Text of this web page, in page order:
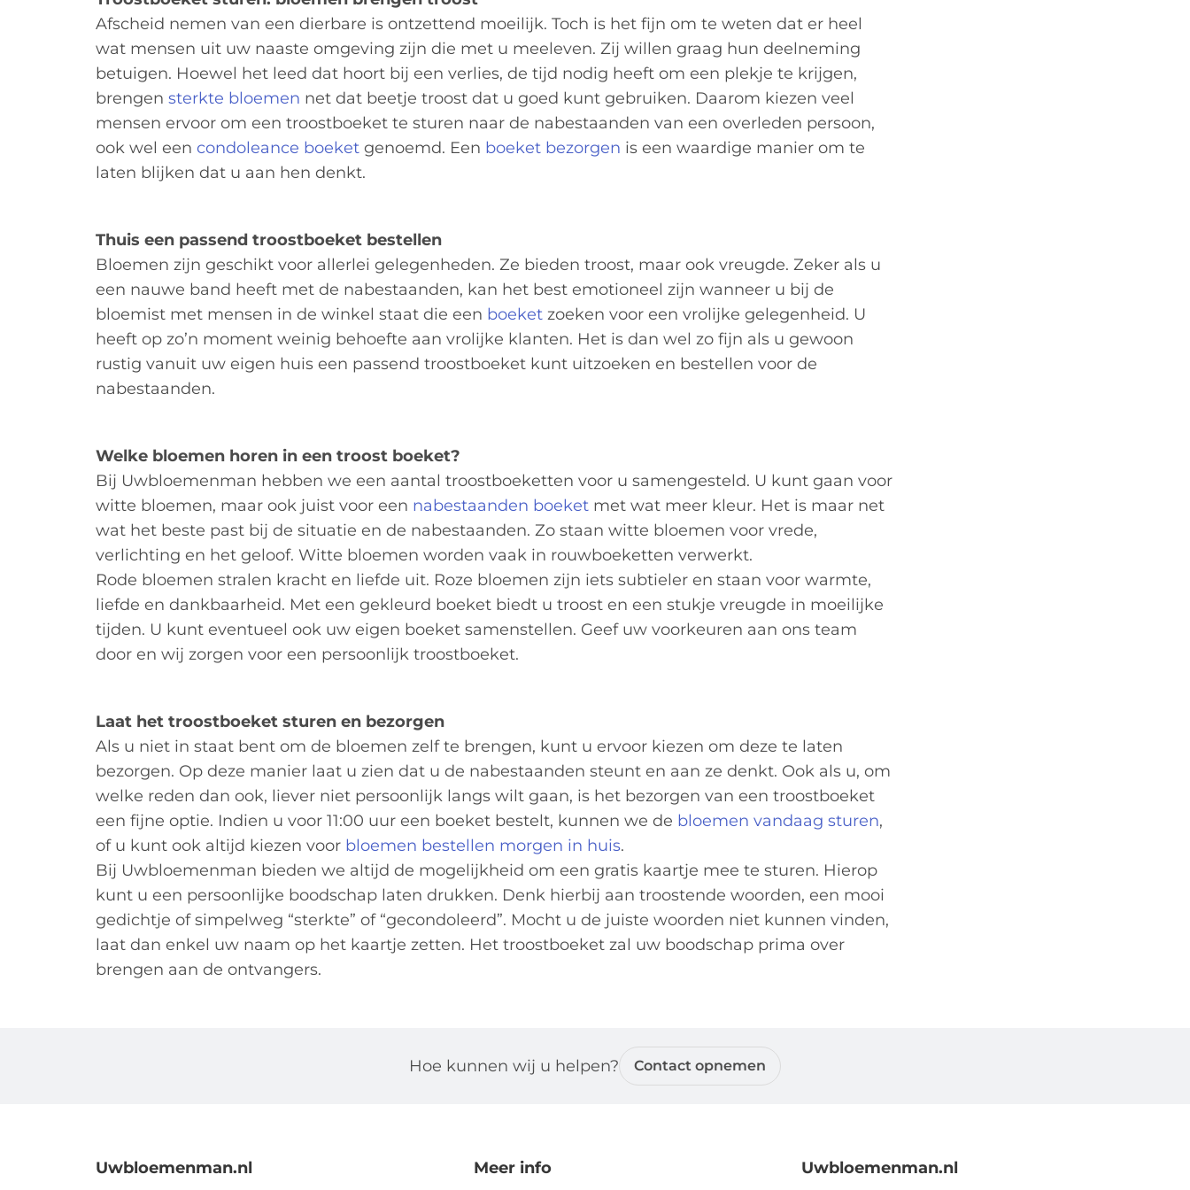
Afscheid nemen van een dierbare is ontzettend moeilijk. Toch is het fijn om te weten dat er heel
wat mensen uit uw naaste omgeving zijn die met u meeleven. Zij willen graag hun deelneming
betuigen. Hoewel het leed dat hoort bij een verlies, de tijd nodig heeft om een plekje te krijgen,
brengen sterkte bloemen net dat beetje troost dat u goed kunt gebruiken. Daarom kiezen veel
mensen ervoor om een troostboeket te sturen naar de nabestaanden van een overleden persoon,
ook wel een condoleance boeket genoemd. Een boeket bezorgen is een waardige manier om te
laten blijken dat u aan hen denkt.
Thuis een passend troostboeket bestellen
Bloemen zijn geschikt voor allerlei gelegenheden. Ze bieden troost, maar ook vreugde. Zeker als u
een nauwe band heeft met de nabestaanden, kan het best emotioneel zijn wanneer u bij de
bloemist met mensen in de winkel staat die een boeket zoeken voor een vrolijke gelegenheid. U
heeft op zo’n moment weinig behoefte aan vrolijke klanten. Het is dan wel zo fijn als u gewoon
rustig vanuit uw eigen huis een passend troostboeket kunt uitzoeken en bestellen voor de
nabestaanden.
Welke bloemen horen in een troost boeket?
Bij Uwbloemenman hebben we een aantal troostboeketten voor u samengesteld. U kunt gaan voor
witte bloemen, maar ook juist voor een nabestaanden boeket met wat meer kleur. Het is maar net
wat het beste past bij de situatie en de nabestaanden. Zo staan witte bloemen voor vrede,
verlichting en het geloof. Witte bloemen worden vaak in rouwboeketten verwerkt.
Rode bloemen stralen kracht en liefde uit. Roze bloemen zijn iets subtieler en staan voor warmte,
liefde en dankbaarheid. Met een gekleurd boeket biedt u troost en een stukje vreugde in moeilijke
tijden. U kunt eventueel ook uw eigen boeket samenstellen. Geef uw voorkeuren aan ons team
door en wij zorgen voor een persoonlijk troostboeket.
Laat het troostboeket sturen en bezorgen
Als u niet in staat bent om de bloemen zelf te brengen, kunt u ervoor kiezen om deze te laten
bezorgen. Op deze manier laat u zien dat u de nabestaanden steunt en aan ze denkt. Ook als u, om
welke reden dan ook, liever niet persoonlijk langs wilt gaan, is het bezorgen van een troostboeket
een fijne optie. Indien u voor 11:00 uur een boeket bestelt, kunnen we de bloemen vandaag sturen,
of u kunt ook altijd kiezen voor bloemen bestellen morgen in huis.
Bij Uwbloemenman bieden we altijd de mogelijkheid om een gratis kaartje mee te sturen. Hierop
kunt u een persoonlijke boodschap laten drukken. Denk hierbij aan troostende woorden, een mooi
gedichtje of simpelweg “sterkte” of “gecondoleerd”. Mocht u de juiste woorden niet kunnen vinden,
laat dan enkel uw naam op het kaartje zetten. Het troostboeket zal uw boodschap prima over
brengen aan de ontvangers.
Hoe kunnen wij u helpen? Contact opnemen
Uwbloemenman.nl Meer info Uwbloemenman.nl